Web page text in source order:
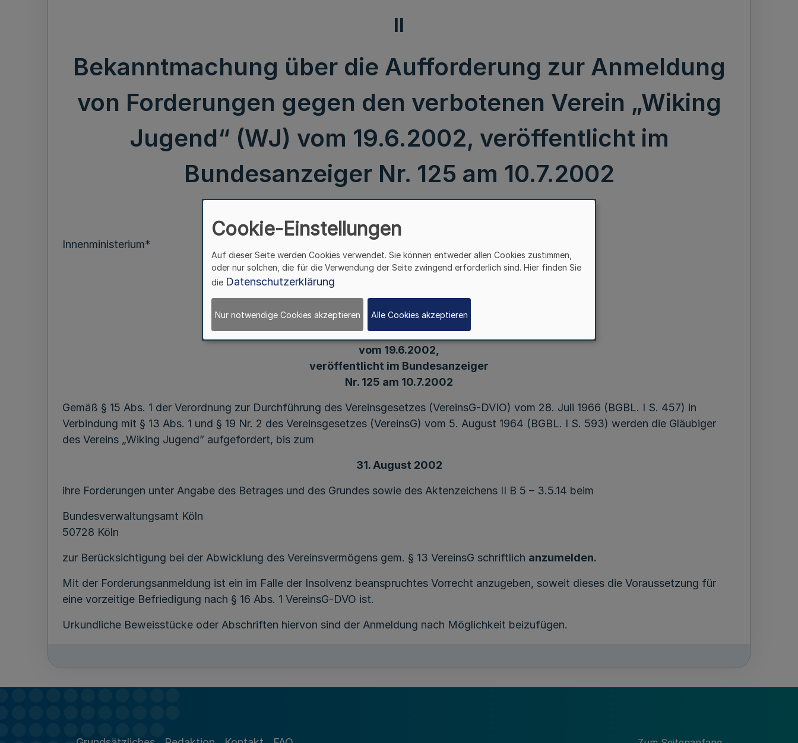
II
Bekanntmachung über die Aufforderung zur Anmeldung
von Forderungen gegen den verbotenen Verein „Wiking
Jugend“ (WJ) vom 19.6.2002, veröffentlicht im
Bundesanzeiger Nr. 125 am 10.7.2002
Innenministerium*
über die Aufforderung zur Anmeldung
von Forderungen gegen den
verbotenen Verein „Wiking Jugend“ (WJ)
vom 19.6.2002,
veröffentlicht im Bundesanzeiger
Nr. 125 am 10.7.2002
Gemäß § 15 Abs. 1 der Verordnung zur Durchführung des Vereinsgesetzes (VereinsG-DVIO) vom 28. Juli 1966 (BGBL. I S. 457) in
Verbindung mit § 13 Abs. 1 und § 19 Nr. 2 des Vereinsgesetzes (VereinsG) vom 5. August 1964 (BGBL. I S. 593) werden die Gläubiger
des Vereins „Wiking Jugend” aufgefordert, bis zum
31. August 2002
ihre Forderungen unter Angabe des Betrages und des Grundes sowie des Aktenzeichens II B 5 – 3.5.14 beim
Bundesverwaltungsamt Köln
50728 Köln
zur Berücksichtigung bei der Abwicklung des Vereinsvermögens gem. § 13 VereinsG schriftlich anzumelden.
Mit der Forderungsanmeldung ist ein im Falle der Insolvenz beanspruchtes Vorrecht anzugeben, soweit dieses die Voraussetzung für
eine vorzeitige Befriedigung nach § 16 Abs. 1 VereinsG-DVO ist.
Urkundliche Beweisstücke oder Abschriften hiervon sind der Anmeldung nach Möglichkeit beizufügen.
Cookie-Einstellungen
Auf dieser Seite werden Cookies verwendet. Sie können entweder allen Cookies zustimmen,
oder nur solchen, die für die Verwendung der Seite zwingend erforderlich sind. Hier finden Sie
die Datenschutzerklärung
Nur notwendige Cookies akzeptieren Alle Cookies akzeptieren